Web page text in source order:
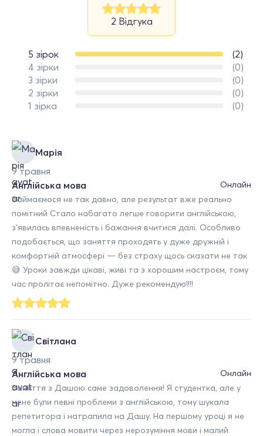
2 Відгука
5 зірок
(2)
4 зірки
(0)
3 зірки
(0)
2 зірки
(0)
1 зірка
(0)
Марія
9 травня
Онлайн
Англійська мова
Займаємося не так давно, але результат вже реально
помітний Стало набагато легше говорити англійською,
з’явилась впевненість і бажання вчитися далі. Особливо
подобається, що заняття проходять у дуже дружній і
комфортній атмосфері — без страху щось сказати не так
😅 Уроки завжди цікаві, живі та з хорошим настроєм, тому
час пролітає непомітно. Дуже рекомендую!!!!
Світлана
9 травня
Онлайн
Англійська мова
Заняття з Дашою саме задоволення! Я студентка, але у
мене були певні проблеми з англійською, тому шукала
репетитора і натрапила на Дашу. На першому уроці я не
могла і слова мовити через нерозуміння мови і малий